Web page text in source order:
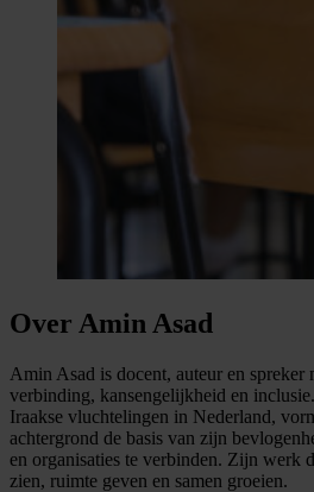
Over Amin Asad
Amin Asad is docent, auteur en spreker
verbinding, kansengelijkheid en
Iraakse vluchtelingen in Nederland,
achtergrond de basis van zijn
en organisaties te verbinden. Zijn werk
zien, ruimte geven en samen groeien.